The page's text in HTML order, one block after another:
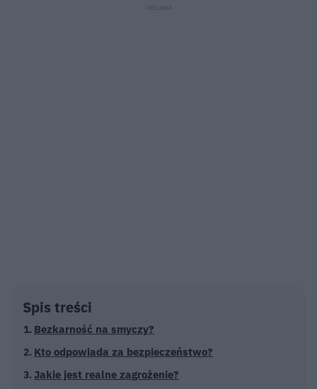
odchodzi falisty, asfaltowy chodnik o szarym kolorze, wijący się przez zielony,
Spis treści
Bezkarność na smyczy?
Kto odpowiada za bezpieczeństwo?
Jakie jest realne zagrożenie?